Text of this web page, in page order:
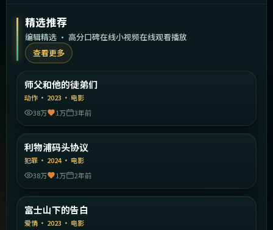
精选推荐
编辑精选 · 高分口碑在线小视频在线观看播放
查看更多
精选
师父和他的徒弟们
动作 · 2023 · 电影
38万
1万 3年前
精选
利物浦码头协议
犯罪 · 2024· 电影
38万
1万 2年前
精选
富士山下的告白
爱情 · 2023 · 电影